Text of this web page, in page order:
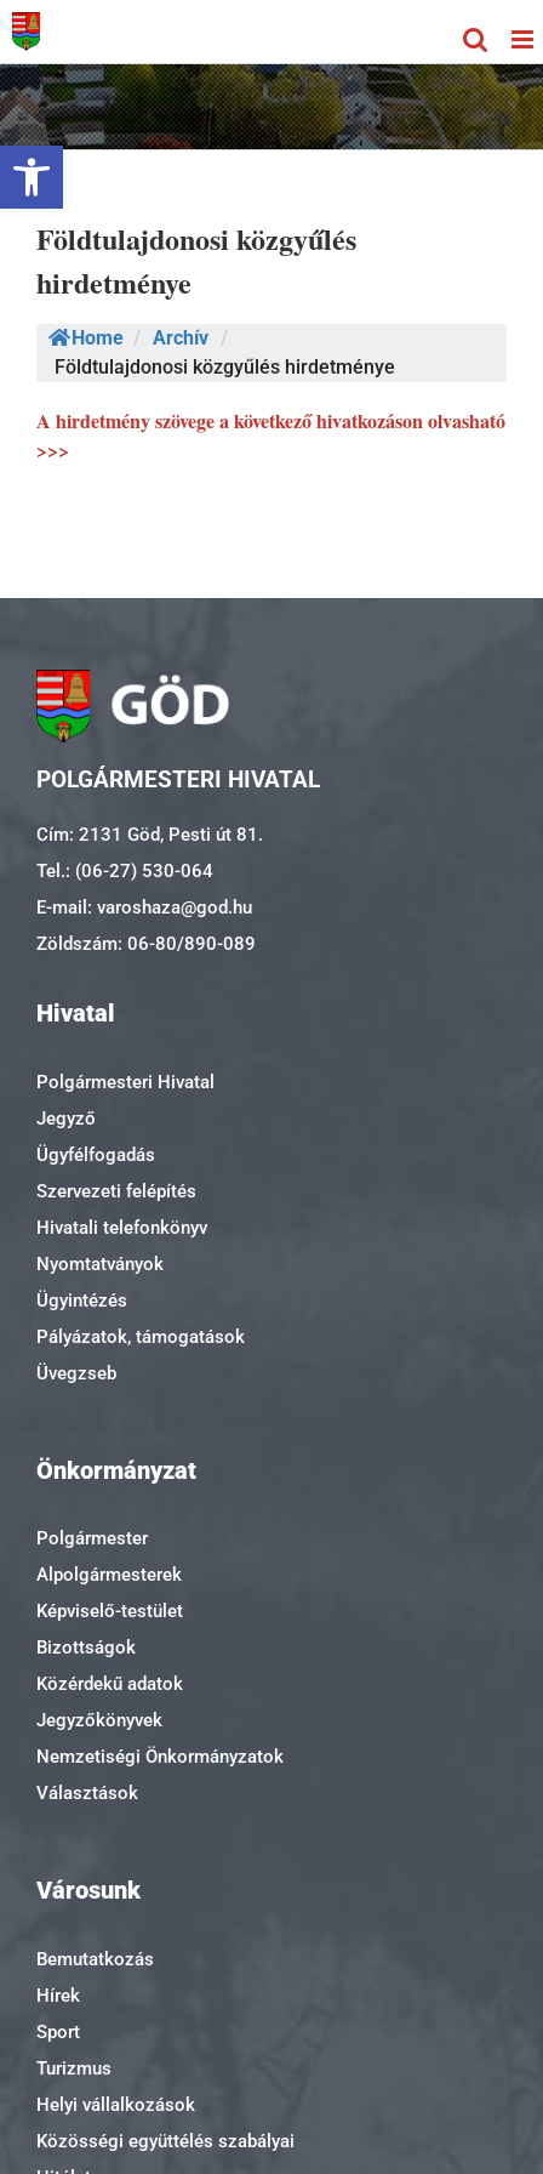
Eszköztár megnyitása
Kihagyás
Földtulajdonosi közgyűlés
hirdetménye
Home / Archív /
Földtulajdonosi közgyűlés hirdetménye
A hirdetmény szövege a következő hivatkozáson olvasható
>>>
POLGÁRMESTERI HIVATAL
Cím: 2131 Göd, Pesti út 81.
Tel.: (06-27) 530-064
E-mail: varoshaza@god.hu
Zöldszám: 06-80/890-089
Hivatal
Polgármesteri Hivatal
Jegyző
Ügyfélfogadás
Szervezeti felépítés
Hivatali telefonkönyv
Nyomtatványok
Ügyintézés
Pályázatok, támogatások
Üvegzseb
Önkormányzat
Polgármester
Alpolgármesterek
Képviselő-testület
Bizottságok
Közérdekű adatok
Jegyzőkönyvek
Nemzetiségi Önkormányzatok
Választások
Városunk
Bemutatkozás
Hírek
Sport
Turizmus
Helyi vállalkozások
Közösségi együttélés szabályai